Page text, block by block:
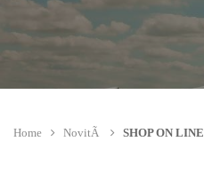
Home NovitÃ SHOP ON LINE